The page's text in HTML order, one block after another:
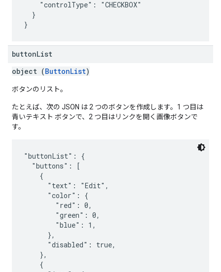
    "controlType": "CHECKBOX"
  }
buttonList
object (ButtonList)
ボタンのリスト。
たとえば、次の JSON は 2 つのボタンを作成します。1 つ目は
青いテキスト ボタンで、2 つ目はリンクを開く画像ボタンで
す。
"buttonList": {
  "buttons": [
    {
      "text": "Edit",
      "color": {
        "red": 0,
        "green": 0,
        "blue": 1,
      },
      "disabled": true,
    },
    {